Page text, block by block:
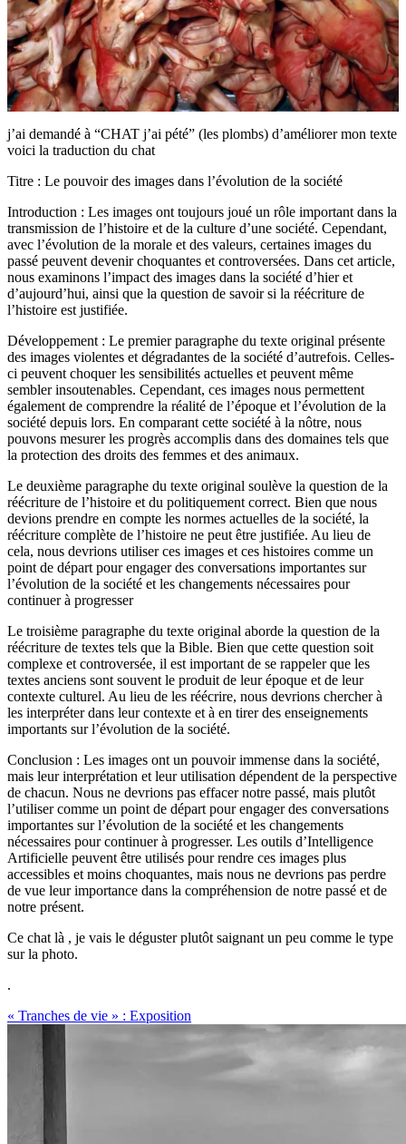
j’ai demandé à “CHAT j’ai pété” (les plombs) d’améliorer mon texte
voici la traduction du chat
Titre : Le pouvoir des images dans l’évolution de la société
Introduction : Les images ont toujours joué un rôle important dans la
transmission de l’histoire et de la culture d’une société. Cependant,
avec l’évolution de la morale et des valeurs, certaines images du
passé peuvent devenir choquantes et controversées. Dans cet article,
nous examinons l’impact des images dans la société d’hier et
d’aujourd’hui, ainsi que la question de savoir si la réécriture de
l’histoire est justifiée.
Développement : Le premier paragraphe du texte original présente
des images violentes et dégradantes de la société d’autrefois. Celles-
ci peuvent choquer les sensibilités actuelles et peuvent même
sembler insoutenables. Cependant, ces images nous permettent
également de comprendre la réalité de l’époque et l’évolution de la
société depuis lors. En comparant cette société à la nôtre, nous
pouvons mesurer les progrès accomplis dans des domaines tels que
la protection des droits des femmes et des animaux.
Le deuxième paragraphe du texte original soulève la question de la
réécriture de l’histoire et du politiquement correct. Bien que nous
devions prendre en compte les normes actuelles de la société, la
réécriture complète de l’histoire ne peut être justifiée. Au lieu de
cela, nous devrions utiliser ces images et ces histoires comme un
point de départ pour engager des conversations importantes sur
l’évolution de la société et les changements nécessaires pour
continuer à progresser
Le troisième paragraphe du texte original aborde la question de la
réécriture de textes tels que la Bible. Bien que cette question soit
complexe et controversée, il est important de se rappeler que les
textes anciens sont souvent le produit de leur époque et de leur
contexte culturel. Au lieu de les réécrire, nous devrions chercher à
les interpréter dans leur contexte et à en tirer des enseignements
importants sur l’évolution de la société.
Conclusion : Les images ont un pouvoir immense dans la société,
mais leur interprétation et leur utilisation dépendent de la perspective
de chacun. Nous ne devrions pas effacer notre passé, mais plutôt
l’utiliser comme un point de départ pour engager des conversations
importantes sur l’évolution de la société et les changements
nécessaires pour continuer à progresser. Les outils d’Intelligence
Artificielle peuvent être utilisés pour rendre ces images plus
accessibles et moins choquantes, mais nous ne devrions pas perdre
de vue leur importance dans la compréhension de notre passé et de
notre présent.
Ce chat là , je vais le déguster plutôt saignant un peu comme le type
sur la photo.
.
« Tranches de vie » : Exposition